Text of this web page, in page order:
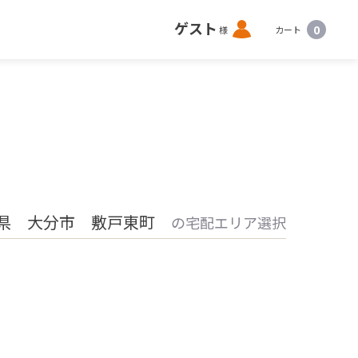
ゲスト 様 ロ
グ
カート 0
大分市 敷戸東町 の宅配エリア選択